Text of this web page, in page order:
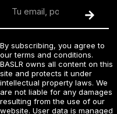
By subscribing, you agree to
ourterms and conditions.
BASLR owns all content on this
site and protects it under
intellectual property laws. We
are not liable for any damages
resulting from the use of our
website. User data is managed